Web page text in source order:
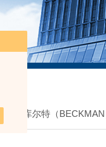
贝克曼库尔特（BECKMAN